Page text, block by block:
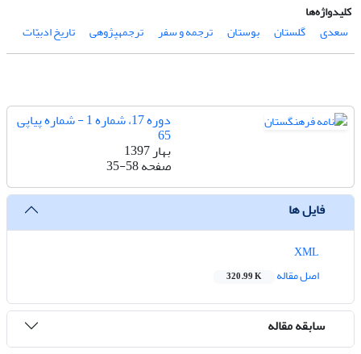
کلیدواژه‌ها
سعدی
گلستان بوستان ترجمه و سفر ترجمه­پژوهی تاریخ ادبیّات
دوره 17، شماره 1 - شماره پیاپی
65
بهار 1397
صفحه35-58
فایل ها
اصل مقاله
320.99 K
سابقه مقاله